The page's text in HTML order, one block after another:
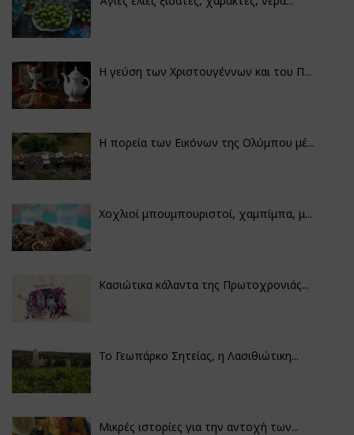
Η γεύση των Χριστουγέννων και του Π...
Η πορεία των Εικόνων της Ολύμπου μέ...
Χοχλιοί μπουμπουριστοί, χαμπίμπα, μ...
Κασιώτικα κάλαντα της Πρωτοχρονιάς...
Το Γεωπάρκο Σητείας, η Λασιθιώτικη...
Μικρές ιστορίες για την αντοχή των...